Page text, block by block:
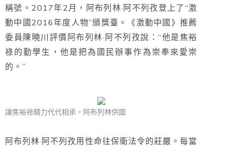
稱號。2017年2月，阿布列林·阿不列孜登上了“激
動中國2016年度人物”頒獎臺。《激動中國》推薦
委員陳曉川評價阿布列林·阿不列孜說：“他是焦裕
祿的勤學生，他是把為國民辦事作為崇奉來愛崇
的。”
讓焦裕祿精力代代相承。阿布列林供圖
阿布列林·阿不列孜用性命往保衛法令的莊嚴。每當